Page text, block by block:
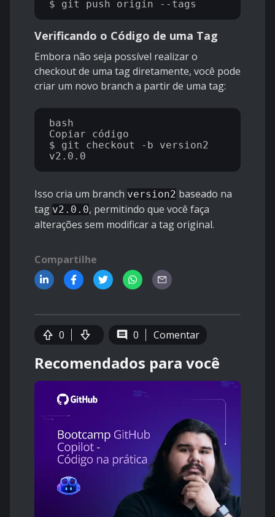
Verificando o Código de uma Tag
Embora não seja possível realizar o
checkout de uma tag diretamente, você pode
criar um novo branch a partir de uma tag:
bash
Copiar código
$ git checkout -b version2
Isso cria um branch version2 baseado na
tag v2.0.0, permitindo que você faça
alterações sem modificar a tag original.
Compartilhe
0 0 Comentar
Recomendados para você